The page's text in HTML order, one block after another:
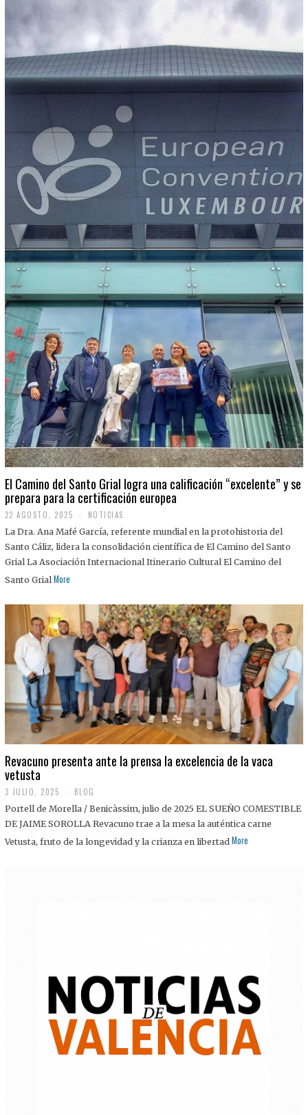
El Camino del Santo Grial logra una calificación “excelente” y se
prepara para la certificación europea
22 AGOSTO, 2025
2
A
G
O
S
2
5
NOTICIAS
La Dra. Ana Mafé García, referente mundial en la protohistoria del
Santo Cáliz, lidera la consolidación científica de El Camino del Santo
Grial La Asociación Internacional Itinerario Cultural El Camino del
Santo Grial More
Revacuno presenta ante la prensa la excelencia de la vaca
vetusta
3 JULIO, 2025
J
U
I
BLOG
Portell de Morella / Benicàssim, julio de 2025 EL SUEÑO COMESTIBLE
DE JAIME SOROLLA Revacuno trae a la mesa la auténtica carne
Vetusta, fruto de la longevidad y la crianza en libertad More